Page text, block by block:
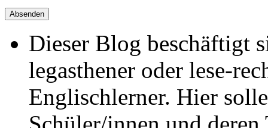
Dieser Blog beschäftigt
legasthener oder lese-
Englischlerner. Hier